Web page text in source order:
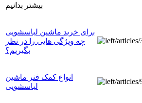
بیشتر بدانیم
برای خرید ماشین لباسشویی
چه ویژگی هایی را در نظر
بگیریم؟
انواع کمک فنر ماشین
لباسشویی